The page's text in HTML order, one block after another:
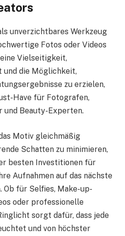
unverzichtbares Werkzeug
Fotos oder Videos
Vielseitigkeit,
die Möglichkeit,
zu erzielen,
Have für Fotografen,
und Beauty-Experten.
Motiv gleichmäßig
Schatten zu minimieren,
besten Investitionen für
Aufnahmen auf das nächste
Ob für Selfies, Make-up-
oder professionelle
sorgt dafür, dass jede
und von höchster